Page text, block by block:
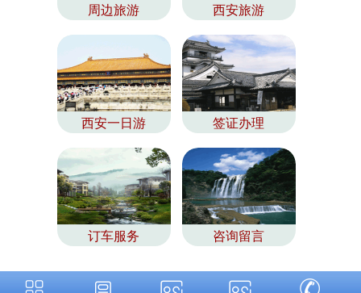
周边旅游 西安旅游
西安一日游 签证办理
订车服务 咨询留言